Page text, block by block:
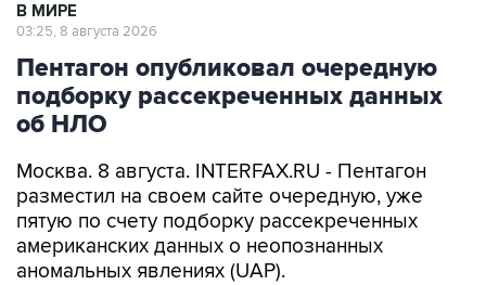
В МИРЕ
03:25, 8 августа 2026
Пентагон опубликовал очередную
подборку рассекреченных данных
об НЛО
Москва. 8 августа. INTERFAX.RU - Пентагон
разместил на своем сайте очередную, уже
пятую по счету подборку рассекреченных
американских данных о неопознанных
аномальных явлениях (UAP).